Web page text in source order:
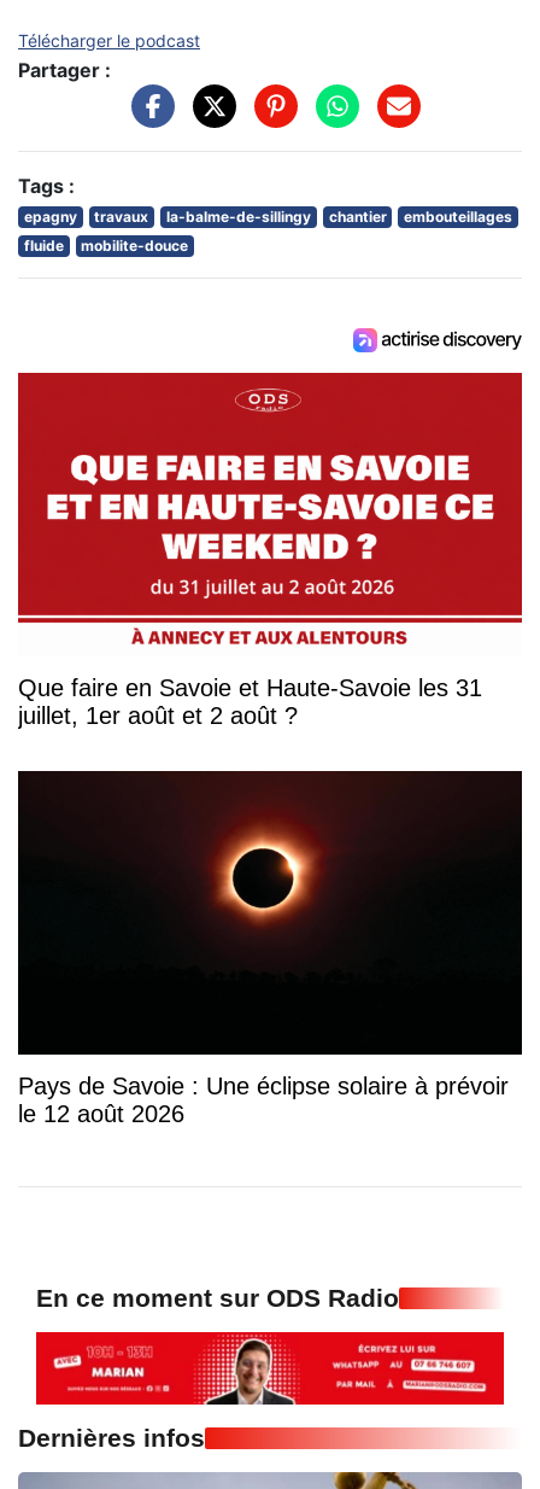
Télécharger le podcast
Partager :
Tags :
epagny travaux la-balme-de-sillingy chantier
embouteillages
fluide
mobilite-douce
Que faire en Savoie et Haute-Savoie les 31
juillet, 1er août et 2 août ?
Pays de Savoie : Une éclipse solaire à prévoir
le 12 août 2026
En ce moment sur ODS Radio
Dernières infos